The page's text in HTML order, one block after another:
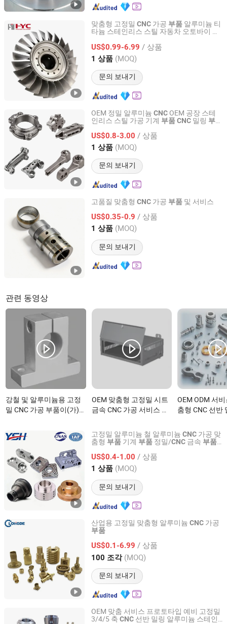
맞춤형 고정밀 CNC 가공 부품 알루미늄 티
타늄 스테인리스 스틸 자동차 오토바이 컴
스
US$0.99-6.99 / 상품
1 상품 (MOQ)
문의 보내기
Yingtai Precision Machinery (Dongguan) Co., Ltd.
Guangdong, China 이후 2025
OEM 정밀 알루미늄 CNC OEM 공장 스테
인리스 스틸 가공 기계 부품CNC 밀링 부품
US$0.8-3.00 / 상품
1 상품 (MOQ)
문의 보내기
Dongguan Zongjin Hardware Products Co., Ltd.
Guangdong, China 이후 2020
고품질 맞춤형 CNC 가공 부품 및 서비스
US$0.35-0.9 / 상품
1 상품 (MOQ)
문의 보내기
Shenzhen Bergek Technology Co., Ltd.
Guangdong, China 이후 2019
관련 동영상
강철 및 알루미늄용 고정
밀 CNC 가공 부품이(가)
OEM 맞춤형 고정밀 시트
금속 CNC 가공 서비스 기
프트 부품 선반 밀링 CNC
가공 부품이(가) 무엇인가
OEM ODM 서
춤형 CNC 선반
세서리 부품
무엇인가요?
고정밀 알루미늄 철 알루미늄 CNC 가공 맞
춤형 부품 기계 부품 정밀/CNC 금속 부품
US$0.4-1.00 / 상품
1 상품 (MOQ)
문의 보내기
Suzhou Yishihan Electromechanical Technology Co., Ltd.
Jiangsu, China 이후 2024
산업용 고정밀 맞춤형 알루미늄 CNC 가공
부품
US$0.1-6.99 / 상품
100 조각 (MOQ)
문의 보내기
Tianjin Longde Precision Engineering Co., Ltd.
Tianjin, China 이후 2021
OEM 맞춤 서비스 프로토타입 예비 고정밀
3/4/5 축 CNC 선반 밀링 알루미늄 스테인